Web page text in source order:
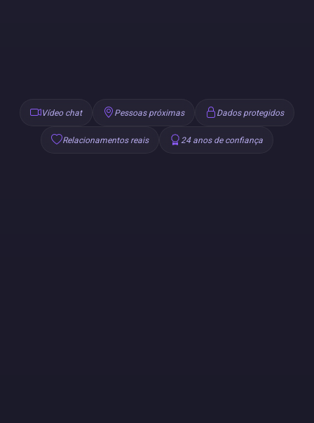
Vídeo chat Pessoas próximas Dados protegidos
Relacionamentos reais 24 anos de confiança